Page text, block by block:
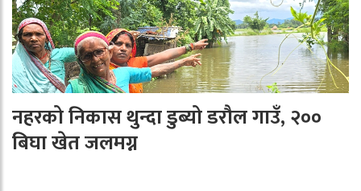
नहरको निकास थुन्दा डुब्यो डरौल गाउँ, २००
बिघा खेत जलमग्न